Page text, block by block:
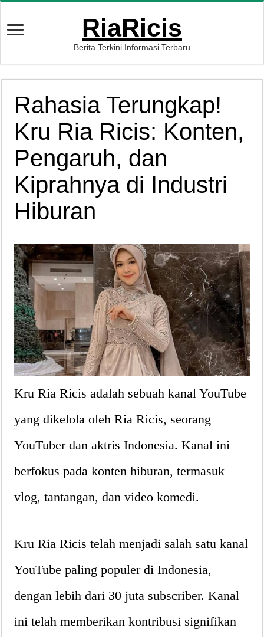
RiaRicis
Berita Terkini Informasi Terbaru
Rahasia Terungkap!
Kru Ria Ricis: Konten,
Pengaruh, dan
Kiprahnya di Industri
Hiburan
Kru Ria Ricis adalah sebuah kanal YouTube
yang dikelola oleh Ria Ricis, seorang
YouTuber dan aktris Indonesia. Kanal ini
berfokus pada konten hiburan, termasuk
vlog, tantangan, dan video komedi.
Kru Ria Ricis telah menjadi salah satu kanal
YouTube paling populer di Indonesia,
dengan lebih dari 30 juta subscriber. Kanal
ini telah memberikan kontribusi signifikan